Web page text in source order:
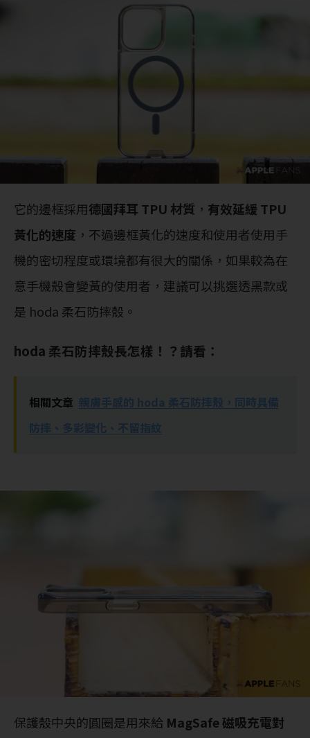
它的邊框採用德國拜耳 TPU 材質 ， 有效延緩 TPU
黃化的速度 ，不過邊框黃化的速度和使用者使用手
機的密切程度或環境都有很大的關係，如果較為在
意手機殼會變黃的使用者，建議可以挑選透黑款或
是 hoda 柔石防摔殼。
hoda 柔石防摔殼長怎樣！？請看：
相關文章 親膚手感的 hoda 柔石防摔殼，同時具備
防摔、多彩變化、不留指紋
保護殼中央的圓圈是用來給 MagSafe 磁吸充電對